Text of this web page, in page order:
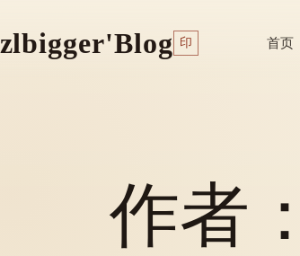
zlbigger'Blog 印 首页
作者：